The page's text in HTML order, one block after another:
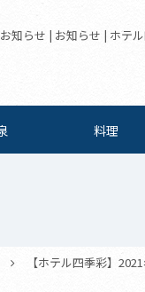
知らせ | お知らせ | ホテ
料理
【ホテル四季彩】